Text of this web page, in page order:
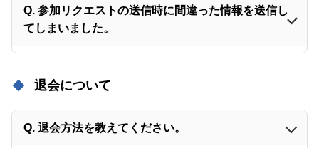
Q. 参加リクエストの送信時に間違った情報を送信し
てしまいました。
退会について
Q. 退会方法を教えてください。